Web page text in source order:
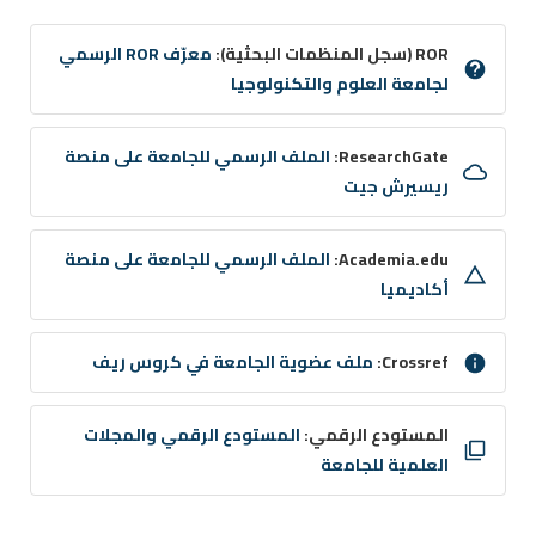
ROR (سجل المنظمات البحثية):
معرّف ROR الرسمي
لجامعة العلوم والتكنولوجيا
ResearchGate: الملف الرسمي للجامعة على منصة
ريسيرش جيت
Academia.edu: الملف الرسمي للجامعة على منصة
أكاديميا
Crossref: ملف عضوية الجامعة في كروس ريف
المستودع الرقمي:المستودع الرقمي والمجلات
العلمية للجامعة